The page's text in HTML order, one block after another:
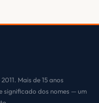
Mais de 15 anos
significado dos nomes — um